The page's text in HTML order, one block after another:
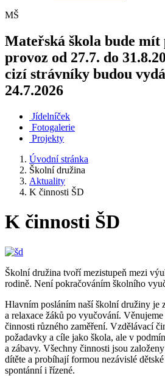
MŠ
Mateřská škola bude
provoz od 27.7. do
cizí strávníky budou
24.7.2026
Jídelníček
Fotogalerie
Projekty
Úvodní stránka
Školní družina
Aktuality
K činnosti ŠD
K činnosti ŠD
Školní družina tvoří mezistupeň mezi
rodině. Není pokračováním školního
Hlavním posláním naší školní družiny je
a relaxace žáků po vyučování. Věnujeme
činnosti různého zaměření. Vzdělávací
požadavky a cíle jako škola, ale v
a zábavy. Všechny činnosti jsou
dítěte a probíhají formou nezávislé
spontánní i řízené.